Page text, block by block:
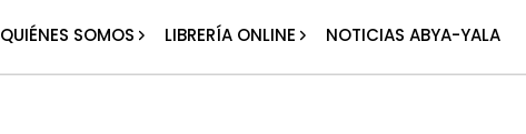
QUIÉNES SOMOS LIBRERÍA ONLINE NOTICIAS ABYA-YALA